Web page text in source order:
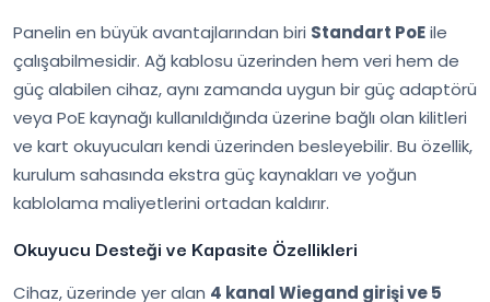
Panelin en büyük avantajlarından biri Standart PoEile
çalışabilmesidir. Ağ kablosu üzerinden hem veri hem de
güç alabilen cihaz, aynı zamanda uygun bir güç adaptörü
veya PoE kaynağı kullanıldığında üzerine bağlı olan kilitleri
ve kart okuyucuları kendi üzerinden besleyebilir. Bu özellik,
kurulum sahasında ekstra güç kaynakları ve yoğun
kablolama maliyetlerini ortadan kaldırır.
Okuyucu Desteği ve Kapasite Özellikleri
Cihaz, üzerinde yer alan 4 kanal Wiegand girişi ve 5